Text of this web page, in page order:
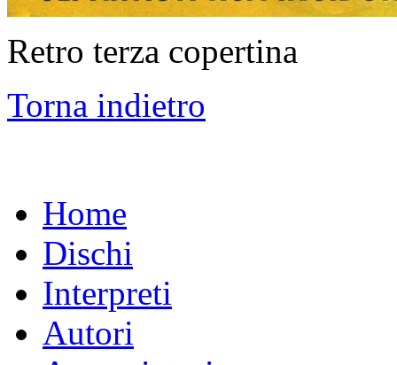
Retro terza copertina
Torna indietro
Home
Dischi
Interpreti
Autori